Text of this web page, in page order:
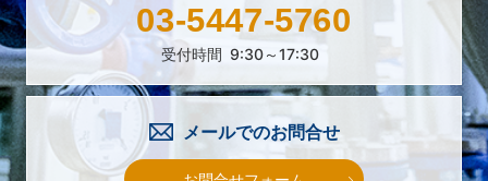
03-5447-5760
受付時間 9:30～17:30
メールでのお問合せ